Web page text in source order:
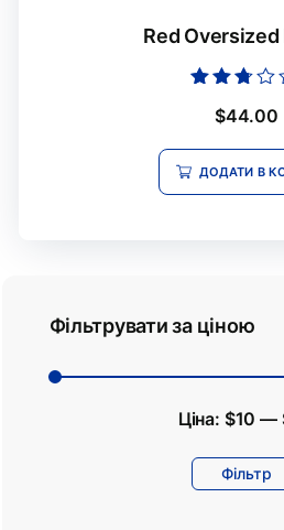
Red
в
з 5
$44.00
ДОДАТИ В
Фільтрувати за ціною
Фільтр
Ціна: $10 —